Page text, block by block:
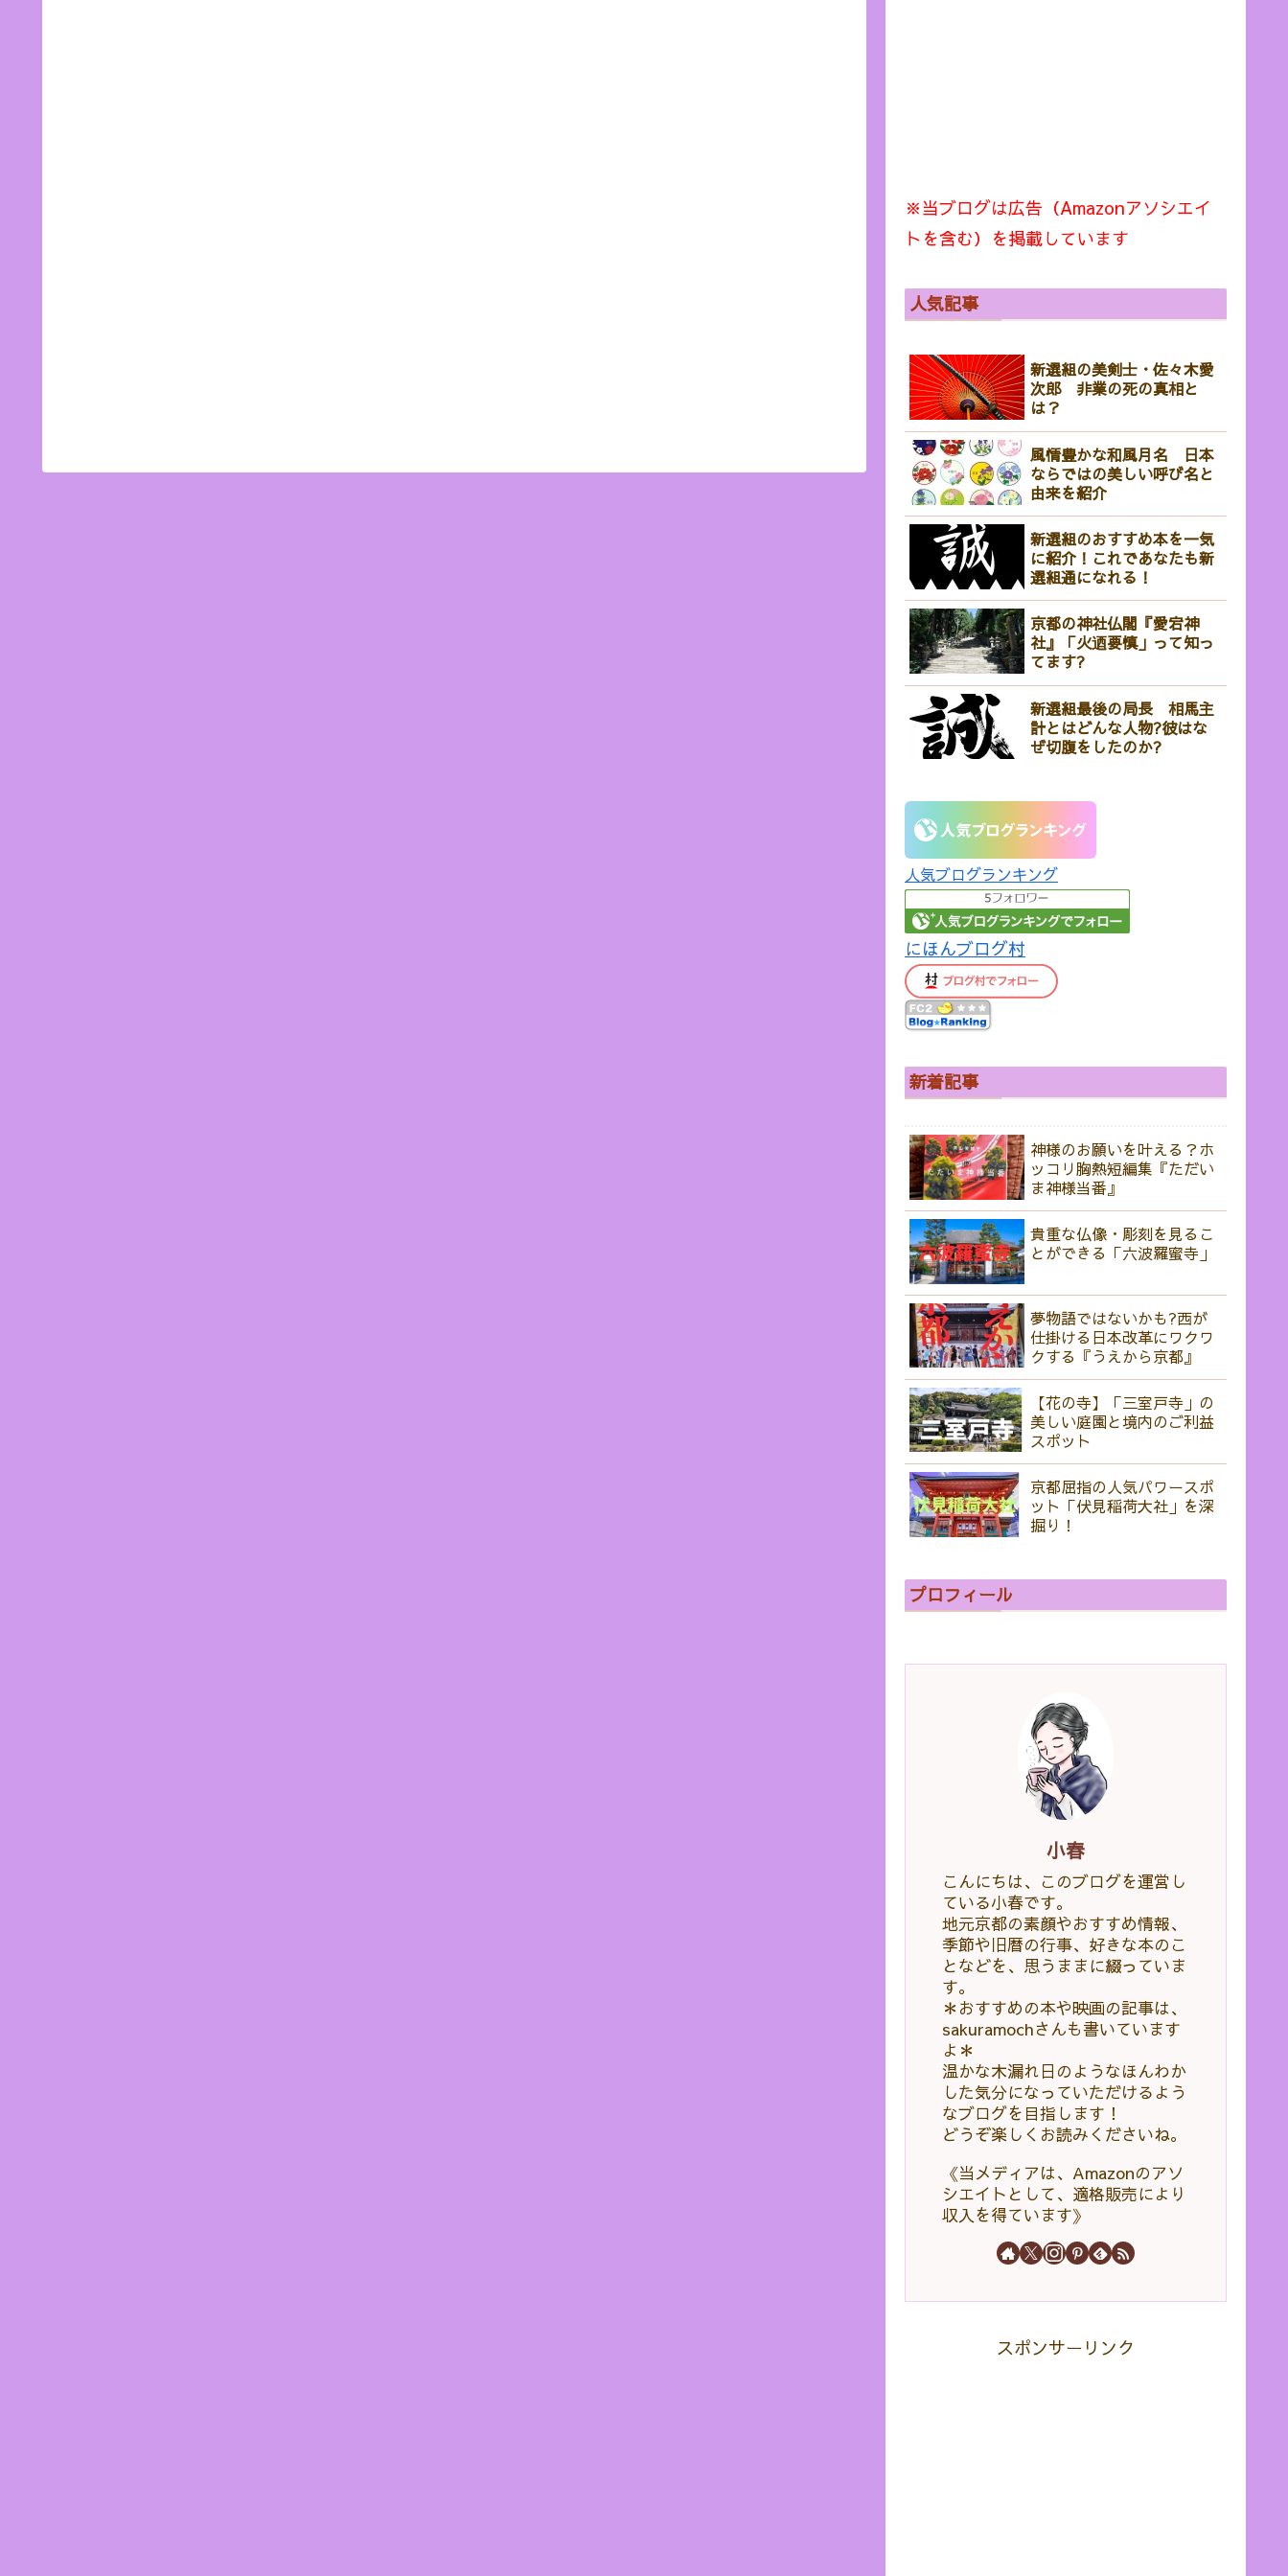
※当ブログは広告（Amazonアソシエイ
トを含む）を掲載しています
人気記事
新選組の美剣士・佐々木愛
次郎 非業の死の真相と
は？
風情豊かな和風月名 日本
ならではの美しい呼び名と
由来を紹介
新選組のおすすめ本を一気
に紹介！これであなたも新
選組通になれる！
京都の神社仏閣『愛宕神
社』「火迺要慎」って知っ
てます?
新選組最後の局長 相馬主
計とはどんな人物?彼はな
ぜ切腹をしたのか?
人気ブログランキング
にほんブログ村
新着記事
神様のお願いを叶える？ホ
ッコリ胸熱短編集『ただい
ま神様当番』
貴重な仏像・彫刻を見るこ
とができる「六波羅蜜寺」
夢物語ではないかも?西が
仕掛ける日本改革にワクワ
クする『うえから京都』
【花の寺】「三室戸寺」の
美しい庭園と境内のご利益
スポット
京都屈指の人気パワースポ
ット「伏見稲荷大社」を深
掘り！
プロフィール
小春
こんにちは、このブログを運営し
ている小春です。
地元京都の素顔やおすすめ情報、
季節や旧暦の行事、好きな本のこ
となどを、思うままに綴っていま
す。
＊おすすめの本や映画の記事は、
sakuramochさんも書いています
よ＊
温かな木漏れ日のようなほんわか
した気分になっていただけるよう
なブログを目指します！
どうぞ楽しくお読みくださいね。
《当メディアは、Amazonのアソ
シエイトとして、適格販売により
収入を得ています》
スポンサーリンク